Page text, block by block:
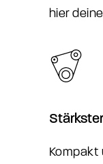
hier
Kompakt